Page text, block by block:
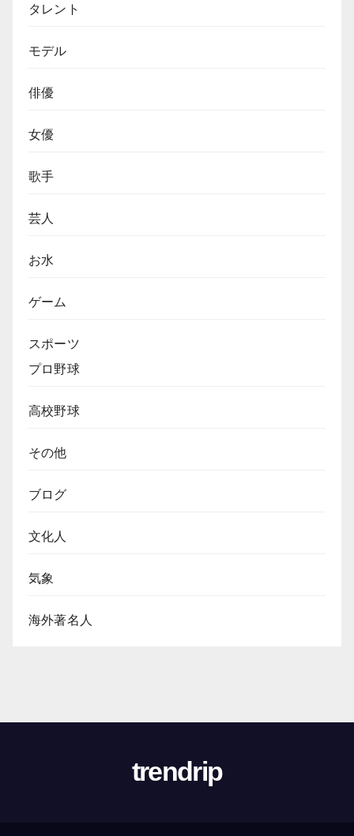
タレント
モデル
俳優
女優
歌手
芸人
お水
ゲーム
スポーツ
プロ野球
高校野球
その他
ブログ
文化人
気象
海外著名人
trendrip